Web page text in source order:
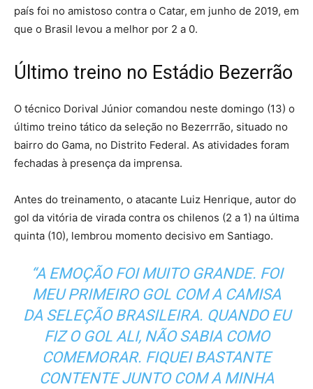
país foi no amistoso contra o Catar, em junho de 2019, em
que o Brasil levou a melhor por 2 a 0.
Último treino no Estádio Bezerrão
O técnico Dorival Júnior comandou neste domingo (13) o
último treino tático da seleção no Bezerrrão, situado no
bairro do Gama, no Distrito Federal. As atividades foram
fechadas à presença da imprensa.
Antes do treinamento, o atacante Luiz Henrique, autor do
gol da vitória de virada contra os chilenos (2 a 1) na última
quinta (10), lembrou momento decisivo em Santiago.
“A EMOÇÃO FOI MUITO GRANDE. FOI
MEU PRIMEIRO GOL COM A CAMISA
DA SELEÇÃO BRASILEIRA. QUANDO EU
FIZ O GOL ALI, NÃO SABIA COMO
COMEMORAR. FIQUEI BASTANTE
CONTENTE JUNTO COM A MINHA